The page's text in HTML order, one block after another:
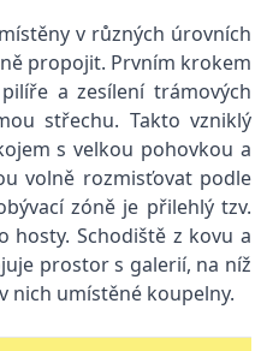
v různých úrovních
propojit. Prvním krokem
a zesílení trámových
střechu. Takto vzniklý
s velkou pohovkou a
volně rozmisťovat podle
zóně je přilehlý tzv.
Schodiště z kovu a
prostor s galerií, na níž
nich umístěné koupelny.